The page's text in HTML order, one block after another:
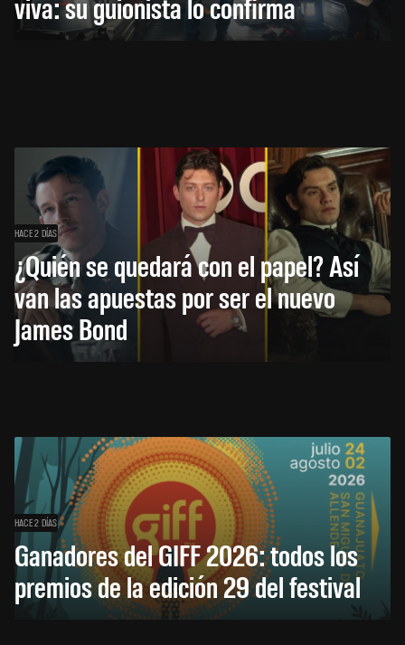
HACE 2 DÍAS
¿Quién se quedará con el papel? Así
van las apuestas por ser el nuevo
James Bond
HACE 2 DÍAS
Ganadores del GIFF 2026: todos los
premios de la edición 29 del festival